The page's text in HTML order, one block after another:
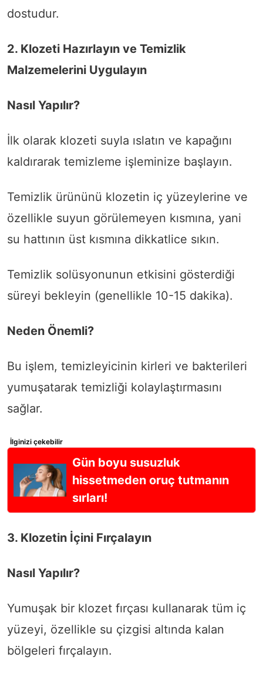
dostudur.
2. Klozeti Hazırlayın ve Temizlik
Malzemelerini Uygulayın
Nasıl Yapılır?
İlk olarak klozeti suyla ıslatın ve kapağını
kaldırarak temizleme işleminize başlayın.
Temizlik ürününü klozetin iç yüzeylerine ve
özellikle suyun görülemeyen kısmına, yani
su hattının üst kısmına dikkatlice sıkın.
Temizlik solüsyonunun etkisini gösterdiği
süreyi bekleyin (genellikle 10-15 dakika).
Neden Önemli?
Bu işlem, temizleyicinin kirleri ve bakterileri
yumuşatarak temizliği kolaylaştırmasını
sağlar.
İlginizi çekebilir
Gün boyu susuzluk
hissetmeden oruç tutmanın
sırları!
3. Klozetin İçini Fırçalayın
Nasıl Yapılır?
Yumuşak bir klozet fırçası kullanarak tüm iç
yüzeyi, özellikle su çizgisi altında kalan
bölgeleri fırçalayın.